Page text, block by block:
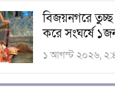
বিজয়নগরে তুচ্ছ
করে সংঘর্ষে
১ আগস্ট ২০২৬,